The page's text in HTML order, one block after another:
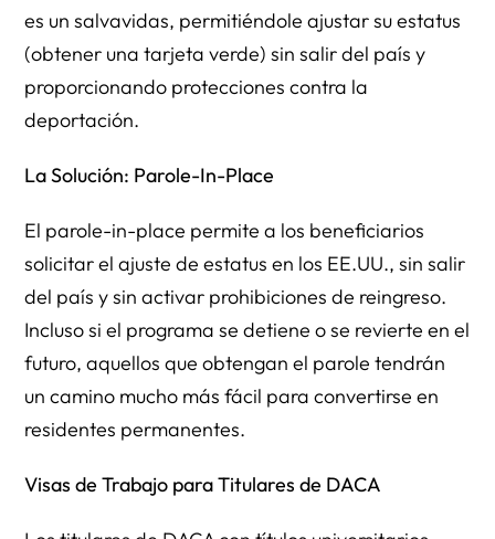
es un salvavidas, permitiéndole ajustar su estatus
(obtener una tarjeta verde) sin salir del país y
proporcionando protecciones contra la
deportación.
La Solución: Parole-In-Place
El parole-in-place permite a los beneficiarios
solicitar el ajuste de estatus en los EE.UU., sin salir
del país y sin activar prohibiciones de reingreso.
Incluso si el programa se detiene o se revierte en el
futuro, aquellos que obtengan el parole tendrán
un camino mucho más fácil para convertirse en
residentes permanentes.
Visas de Trabajo para Titulares de DACA